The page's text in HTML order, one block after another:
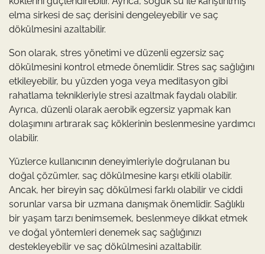
elma sirkesi de saç derisini dengeleyebilir ve saç
dökülmesini azaltabilir.
Son olarak, stres yönetimi ve düzenli egzersiz saç
dökülmesini kontrol etmede önemlidir. Stres saç sağlığını
etkileyebilir, bu yüzden yoga veya meditasyon gibi
rahatlama teknikleriyle stresi azaltmak faydalı olabilir.
Ayrıca, düzenli olarak aerobik egzersiz yapmak kan
dolaşımını artırarak saç köklerinin beslenmesine yardımcı
olabilir.
Yüzlerce kullanıcının deneyimleriyle doğrulanan bu
doğal çözümler, saç dökülmesine karşı etkili olabilir.
Ancak, her bireyin saç dökülmesi farklı olabilir ve ciddi
sorunlar varsa bir uzmana danışmak önemlidir. Sağlıklı
bir yaşam tarzı benimsemek, beslenmeye dikkat etmek
ve doğal yöntemleri denemek saç sağlığınızı
destekleyebilir ve saç dökülmesini azaltabilir.